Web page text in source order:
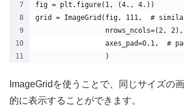
fig = plt.figure(1, (4., 4.))
grid = ImageGrid(fig, 111,  #
nrows_ncols=(2,
axes_pad=0.1,  #
                 )
ImageGridを使うことで、同じサイズの
的に表示することができます。